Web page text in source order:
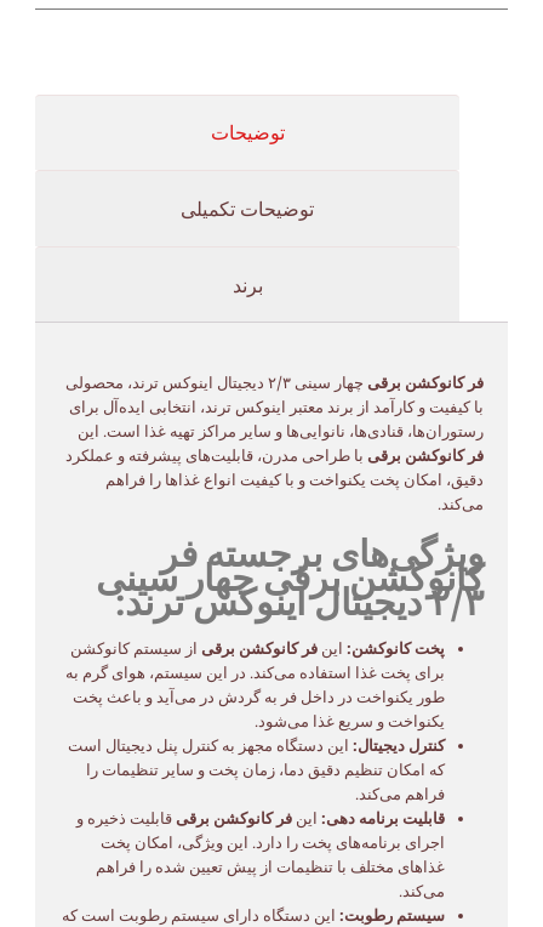
توضیحات
توضیحات تکمیلی
برند
فر کانوکشن برقی
چهار سینی ۲/۳ دیجیتال اینوکس ترند، محصولی
با کیفیت و کارآمد از برند معتبر اینوکس ترند، انتخابی ایده‌آل برای
رستوران‌ها، قنادی‌ها، نانوایی‌ها و سایر مراکز تهیه غذا است. این
فر کانوکشن برقی با طراحی مدرن، قابلیت‌های پیشرفته و عملکرد
دقیق، امکان پخت یکنواخت و با کیفیت انواع غذاها را فراهم
می‌کند.
ویژگی‌های برجسته فر
کانوکشن برقی چهار سینی
۲/۳ دیجیتال اینوکس ترند:
پخت کانوکشن: اینفر کانوکشن برقی از سیستم کانوکشن
برای پخت غذا استفاده می‌کند. در این سیستم، هوای گرم به
طور یکنواخت در داخل فر به گردش در می‌آید و باعث پخت
یکنواخت و سریع غذا می‌شود.
کنترل دیجیتال: این دستگاه مجهز به کنترل پنل دیجیتال است
که امکان تنظیم دقیق دما، زمان پخت و سایر تنظیمات را
فراهم می‌کند.
قابلیت برنامه دهی: اینفر کانوکشن برقی قابلیت ذخیره و
اجرای برنامه‌های پخت را دارد. این ویژگی، امکان پخت
غذاهای مختلف با تنظیمات از پیش تعیین شده را فراهم
می‌کند.
سیستم رطوبت: این دستگاه دارای سیستم رطوبت است که